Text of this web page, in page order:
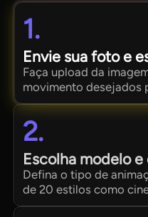
1.
Envie sua foto e
Faça upload da
movimento desejados
2.
Escolha modelo e
Defina o tipo de
de 20 estilos como